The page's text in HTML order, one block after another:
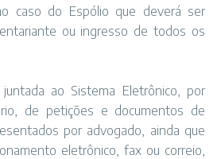
caso do Espólio que deverá ser
ou ingresso de todos os
ao Sistema Eletrônico, por
de petições e documentos de
por advogado, ainda que
eletrônico, fax ou correio,